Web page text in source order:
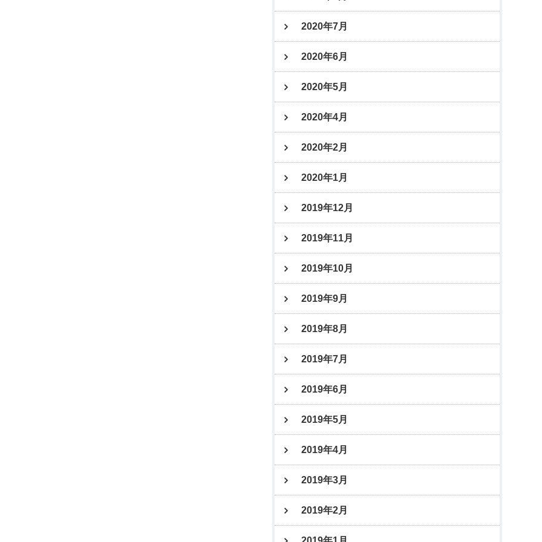
2020年7月
2020年6月
2020年5月
2020年4月
2020年2月
2020年1月
2019年12月
2019年11月
2019年10月
2019年9月
2019年8月
2019年7月
2019年6月
2019年5月
2019年4月
2019年3月
2019年2月